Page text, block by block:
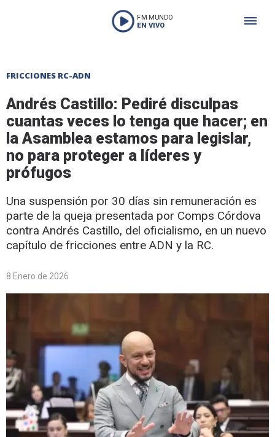
FM MUNDO
EN VIVO
FRICCIONES RC-ADN
Andrés Castillo: Pediré disculpas
cuantas veces lo tenga que hacer; en
la Asamblea estamos para legislar,
no para proteger a líderes y
prófugos
Una suspensión por 30 días sin remuneración es
parte de la queja presentada por Comps Córdova
contra Andrés Castillo, del oficialismo, en un nuevo
capítulo de fricciones entre ADN y la RC.
8 Enero de 2026